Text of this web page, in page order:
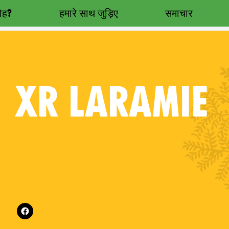
हमारे साथ जुड़िए समाचार
XR LARAMIE
Follow XR Laramie on
on